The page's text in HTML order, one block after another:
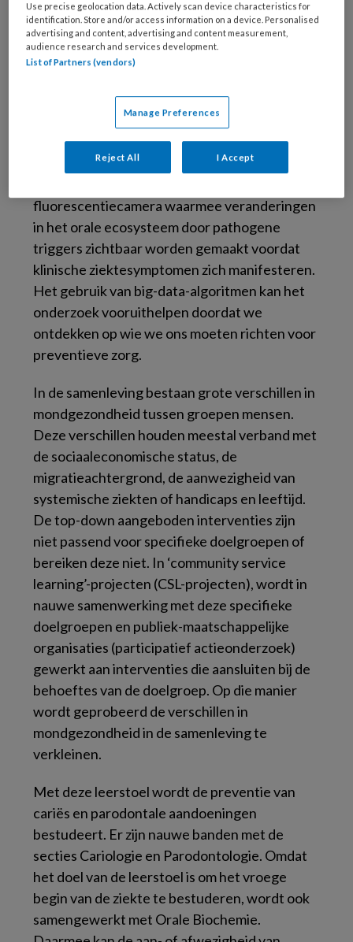
in de mondgezondheid of afwijkingen daarvan.
Dergelijke hulpmiddelen helpen de
mondzorgprofessional bij het detecteren van
zich ontwikkelen. En het helpt patiënten hun
eigen mondgezondheid te controleren.
fluorescentiecamera waarmee veranderingen
in het orale ecosysteem door pathogene
triggers zichtbaar worden gemaakt voordat
klinische ziektesymptomen zich manifesteren.
Het gebruik van big-data-algoritmen kan het
onderzoek vooruithelpen doordat we
ontdekken op wie we ons moeten richten voor
preventieve zorg.
In de samenleving bestaan grote verschillen in
mondgezondheid tussen groepen mensen.
Deze verschillen houden meestal verband met
de sociaaleconomische status, de
migratieachtergrond, de aanwezigheid van
systemische ziekten of handicaps en leeftijd.
De top-down aangeboden interventies zijn
niet passend voor specifieke doelgroepen of
bereiken deze niet. In ‘community service
learning’-projecten (CSL-projecten), wordt in
nauwe samenwerking met deze specifieke
doelgroepen en publiek-maatschappelijke
organisaties (participatief actieonderzoek)
gewerkt aan interventies die aansluiten bij de
behoeftes van de doelgroep. Op die manier
wordt geprobeerd de verschillen in
mondgezondheid in de samenleving te
verkleinen.
Met deze leerstoel wordt de preventie van
cariës en parodontale aandoeningen
bestudeert. Er zijn nauwe banden met de
secties Cariologie en Parodontologie. Omdat
het doel van de leerstoel is om het vroege
begin van de ziekte te bestuderen, wordt ook
samengewerkt met Orale Biochemie.
Use precise geolocation data. Actively scan device characteristics for
identification. Store and/or access information on a device. Personalised
advertising and content, advertising and content measurement,
audience research and services development.
List of Partners (vendors)
Manage Preferences
Reject All I Accept